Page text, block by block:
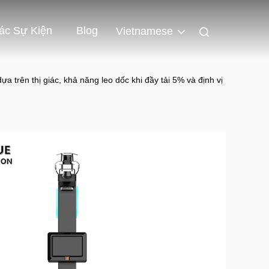
Sự Kiện Blog Vietnamese
trên thị giác, khả năng leo dốc khi đầy tải 5% và định vị